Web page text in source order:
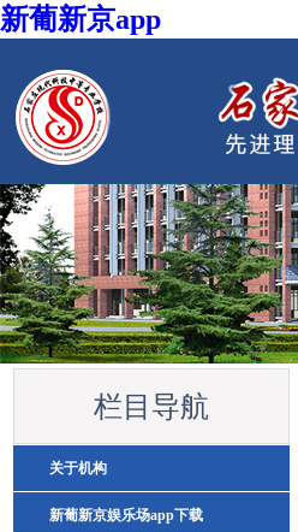
新葡新京app
栏目导航
关于机构
新葡新京娱乐场app下载
ag体育平台下载